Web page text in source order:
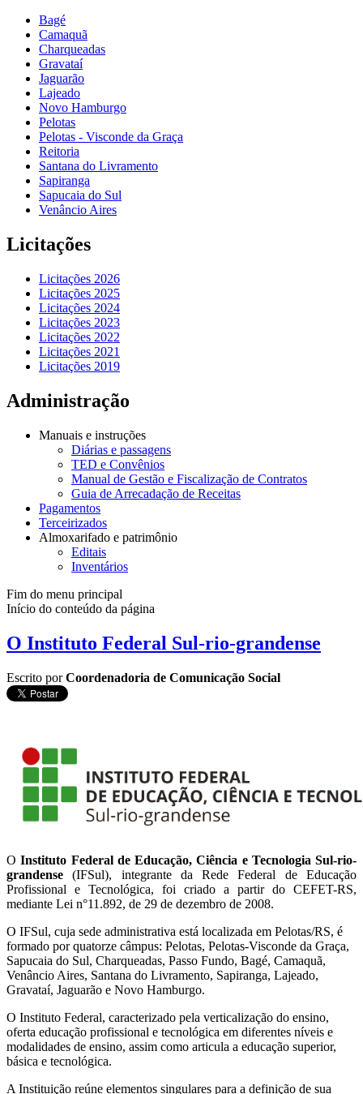
Bagé
Camaquã
Charqueadas
Gravataí
Jaguarão
Lajeado
Novo Hamburgo
Pelotas
Pelotas - Visconde da Graça
Reitoria
Santana do Livramento
Sapiranga
Sapucaia do Sul
Venâncio Aires
Licitações
Licitações 2026
Licitações 2025
Licitações 2024
Licitações 2023
Licitações 2022
Licitações 2021
Licitações 2019
Administração
Manuais e instruções
Diárias e passagens
TED e Convênios
Manual de Gestão e Fiscalização de Contratos
Guia de Arrecadação de Receitas
Pagamentos
Terceirizados
Almoxarifado e patrimônio
Editais
Inventários
Fim do menu principal
Início do conteúdo da página
O Instituto Federal Sul-rio-grandense
Escrito porCoordenadoria de Comunicação Social
OInstituto Federal de Educação, Ciência e Tecnologia Sul-rio-
grandense (IFSul), integrante da Rede Federal de Educação
Profissional e Tecnológica, foi criado a partir do CEFET-RS,
mediante Lei n°11.892, de 29 de dezembro de 2008.
O IFSul, cuja sede administrativa está localizada em Pelotas/RS, é
formado por quatorze câmpus: Pelotas, Pelotas-Visconde da Graça,
Sapucaia do Sul, Charqueadas, Passo Fundo, Bagé, Camaquã,
Venâncio Aires, Santana do Livramento, Sapiranga, Lajeado,
Gravataí, Jaguarão e Novo Hamburgo.
O Instituto Federal, caracterizado pela verticalização do ensino,
oferta educação profissional e tecnológica em diferentes níveis e
modalidades de ensino, assim como articula a educação superior,
básica e tecnológica.
A Instituição reúne elementos singulares para a definição de sua